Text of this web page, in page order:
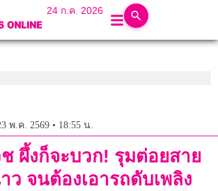
24 ก.ค. 2026
พ.ค. 2569 • 18:55 น.
ผึ้งก็จะบวก! รุมต่อยสาย
ว จนต้องเอารถดับเพลิง